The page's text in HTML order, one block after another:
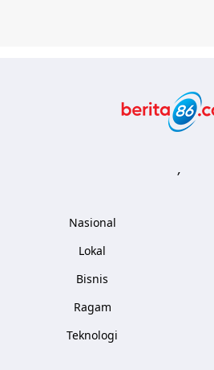
,
Nasional
Lokal
Bisnis
Ragam
Teknologi